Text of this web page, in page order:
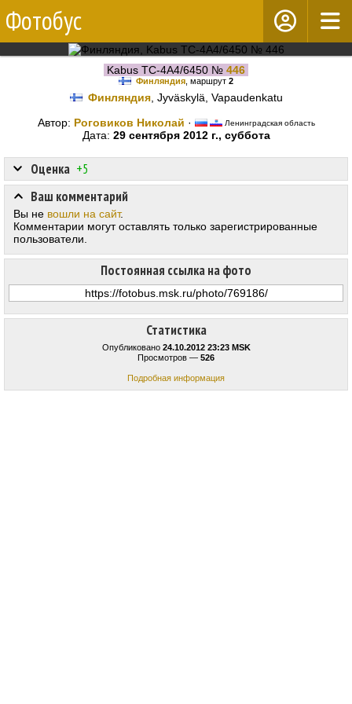
Фотобус
Kabus TC-4A4/6450 № 446
Финляндия , маршрут 2
Финляндия, Jyväskylä, Vapaudenkatu
Автор: Роговиков Николай · Ленинградская область
Дата: 29 сентября 2012 г., суббота
Статистика
Опубликовано 24.10.2012 23:23 MSK
Просмотров — 526
Подробная информация
Оценка +5
Постоянная ссылка на фото
Ваш комментарий
Вы не вошли на сайт.
Комментарии могут оставлять только зарегистрированные
пользователи.